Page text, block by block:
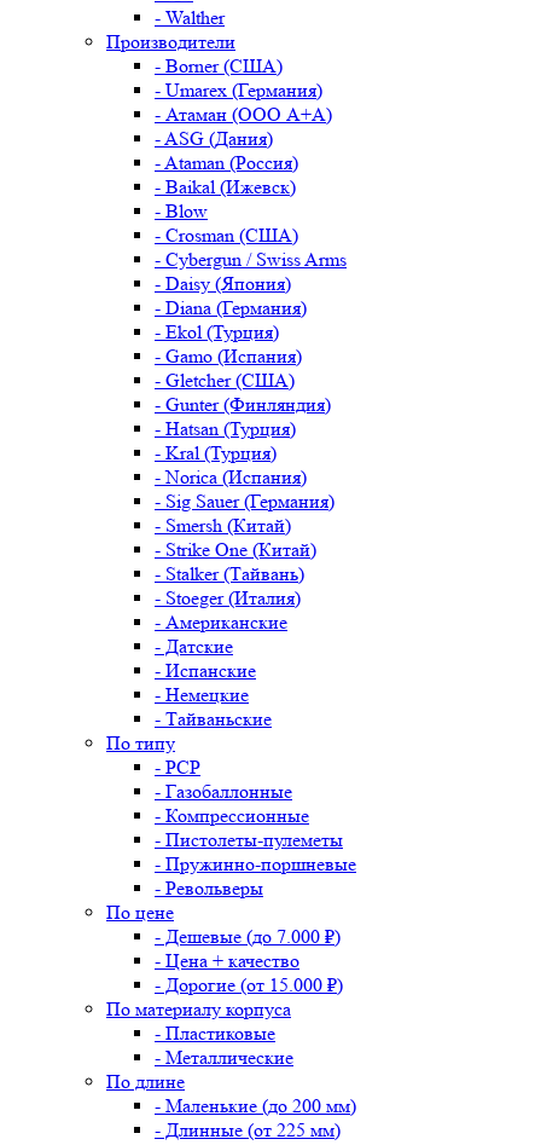
- Walther
Производители
- Borner (США)
- Umarex (Германия)
- Атаман (ООО А+А)
- ASG (Дания)
- Ataman (Россия)
- Baikal (Ижевск)
- Blow
- Crosman (США)
- Cybergun / Swiss Arms
- Daisy (Япония)
- Diana (Германия)
- Ekol (Турция)
- Gamo (Испания)
- Gletcher (США)
- Gunter (Финляндия)
- Hatsan (Турция)
- Kral (Турция)
- Norica (Испания)
- Sig Sauer (Германия)
- Smersh (Китай)
- Strike One (Китай)
- Stalker (Тайвань)
- Stoeger (Италия)
- Американские
- Датские
- Испанские
- Немецкие
- Тайваньские
По типу
- PCP
- Газобаллонные
- Компрессионные
- Пистолеты-пулеметы
- Пружинно-поршневые
- Револьверы
По цене
- Дешевые (до 7.000 ₽)
- Цена + качество
- Дорогие (от 15.000 ₽)
По материалу корпуса
- Пластиковые
- Металлические
По длине
- Маленькие (до 200 мм)
- Длинные (от 225 мм)